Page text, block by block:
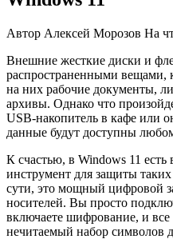
Автор Алексей Морозов На
Внешние жесткие диски и
распространенными
на них рабочие документы,
архивы. Однако что
USB-накопитель в кафе или
данные будут доступны
К счастью, в Windows 11
инструмент для защиты
сути, это мощный цифровой
носителей. Вы просто
включаете шифрование, и
нечитаемый набор символов